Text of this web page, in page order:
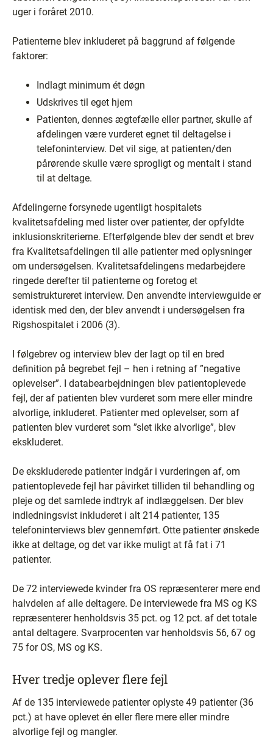
uger i foråret 2010.
Patienterne blev inkluderet på baggrund af følgende
faktorer:
Indlagt minimum ét døgn
Udskrives til eget hjem
Patienten, dennes ægtefælle eller partner, skulle af
afdelingen være vurderet egnet til deltagelse i
telefoninterview. Det vil sige, at patienten/den
pårørende skulle være sprogligt og mentalt i stand
til at deltage.
Afdelingerne forsynede ugentligt hospitalets
kvalitetsafdeling med lister over patienter, der opfyldte
inklusionskriterierne. Efterfølgende blev der sendt et brev
fra Kvalitetsafdelingen til alle patienter med oplysninger
om undersøgelsen. Kvalitetsafdelingens medarbejdere
ringede derefter til patienterne og foretog et
semistruktureret interview. Den anvendte interviewguide er
identisk med den, der blev anvendt i undersøgelsen fra
Rigshospitalet i 2006 (3).
I følgebrev og interview blev der lagt op til en bred
definition på begrebet fejl – hen i retning af ”negative
oplevelser”. I databearbejdningen blev patientoplevede
fejl, der af patienten blev vurderet som mere eller mindre
alvorlige, inkluderet. Patienter med oplevelser, som af
patienten blev vurderet som ”slet ikke alvorlige”, blev
ekskluderet.
De ekskluderede patienter indgår i vurderingen af, om
patientoplevede fejl har påvirket tilliden til behandling og
pleje og det samlede indtryk af indlæggelsen. Der blev
indledningsvist inkluderet i alt 214 patienter, 135
telefoninterviews blev gennemført. Otte patienter ønskede
ikke at deltage, og det var ikke muligt at få fat i 71
patienter.
De 72 interviewede kvinder fra OS repræsenterer mere end
halvdelen af alle deltagere. De interviewede fra MS og KS
repræsenterer henholdsvis 35 pct. og 12 pct. af det totale
antal deltagere. Svarprocenten var henholdsvis 56, 67 og
75 for OS, MS og KS.
Hver tredje oplever flere fejl
Af de 135 interviewede patienter oplyste 49 patienter (36
pct.) at have oplevet én eller flere mere eller mindre
alvorlige fejl og mangler.